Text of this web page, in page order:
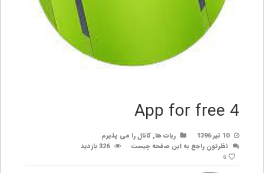
App for free 4
10 تیر 1396 ربات ها,کانال را می پذیرم
نظرتون راجع به این صفحه چیست
326 بازدید
6